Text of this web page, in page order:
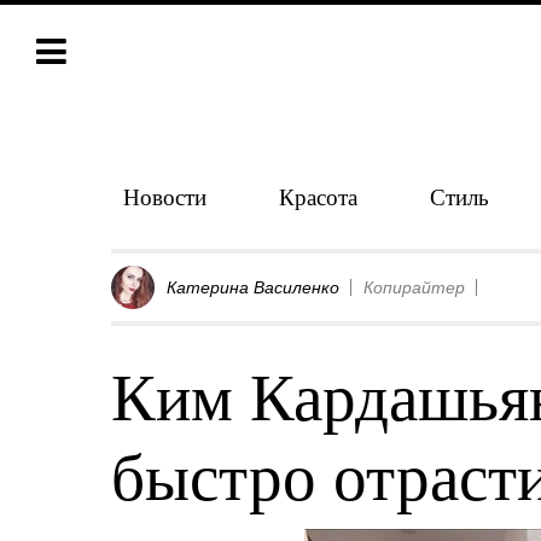
Новости Красота Стиль
Катерина Василенко Копирайтер
Ким
быстро